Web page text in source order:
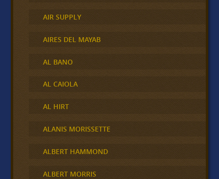
AIR SUPPLY
AIRES DEL MAYAB
AL BANO
AL CAIOLA
AL HIRT
ALANIS MORISSETTE
ALBERT HAMMOND
ALBERT MORRIS